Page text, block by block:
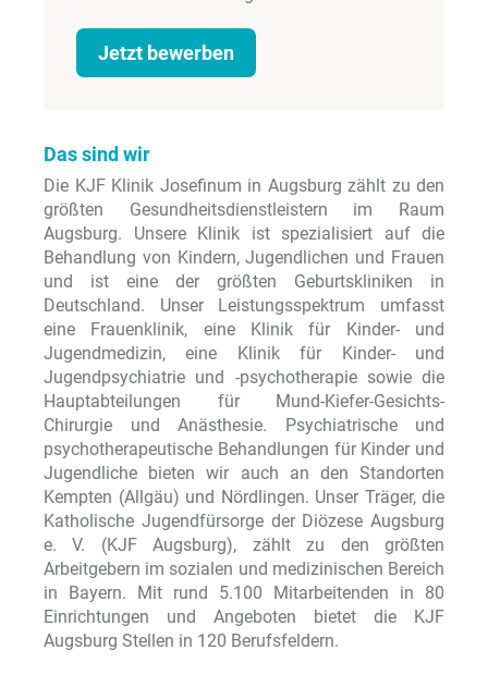
Jetzt bewerben
Das sind wir
Die KJF Klinik Josefinum in Augsburg zählt zu den
größten Gesundheitsdienstleistern im Raum
Augsburg. Unsere Klinik ist spezialisiert auf die
Behandlung von Kindern, Jugendlichen und Frauen
und ist eine der größten Geburtskliniken in
Deutschland. Unser Leistungsspektrum umfasst
eine Frauenklinik, eine Klinik für Kinder- und
Jugendmedizin, eine Klinik für Kinder- und
Jugendpsychiatrie und -psychotherapie sowie die
Hauptabteilungen für Mund-Kiefer-Gesichts-
Chirurgie und Anästhesie. Psychiatrische und
psychotherapeutische Behandlungen für Kinder und
Jugendliche bieten wir auch an den Standorten
Kempten (Allgäu) und Nördlingen. Unser Träger, die
Katholische Jugendfürsorge der Diözese Augsburg
e. V. (KJF Augsburg), zählt zu den größten
Arbeitgebern im sozialen und medizinischen Bereich
in Bayern. Mit rund 5.100 Mitarbeitenden in 80
Einrichtungen und Angeboten bietet die KJF
Augsburg Stellen in 120 Berufsfeldern.